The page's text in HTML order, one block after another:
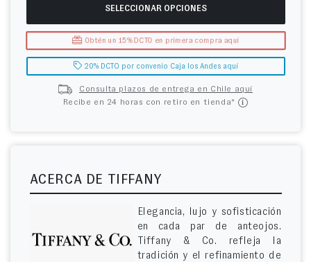
SELECCIONAR OPCIONES
Obtén un 15% DCTO en primera compra aquí
20% DCTO por convenio Caja los Andes aquí
Consulta plazos de entrega en Chile aquí
Recibe en 24 horas con retiro en tienda*
ACERCA DE TIFFANY
Elegancia, lujo y sofisticación
en cada par de anteojos.
Tiffany & Co. refleja la
tradición y el refinamiento de